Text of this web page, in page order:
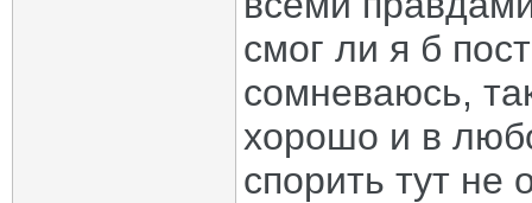
смог ли я б
сомневаюсь,
хорошо и в
спорить тут не